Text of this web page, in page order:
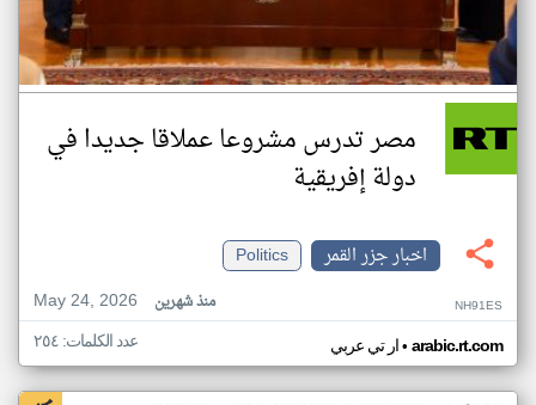
مصر تدرس مشروعا عملاقا جديدا في
دولة إفريقية
اخبار جزر القمر
Politics
May 24, 2026
منذ شهرين NH91ES
ار تي عربي• arabic.rt.com عدد الكلمات: ٢٥٤